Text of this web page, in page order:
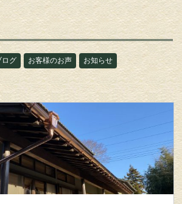
ログ お客様のお声 お知らせ